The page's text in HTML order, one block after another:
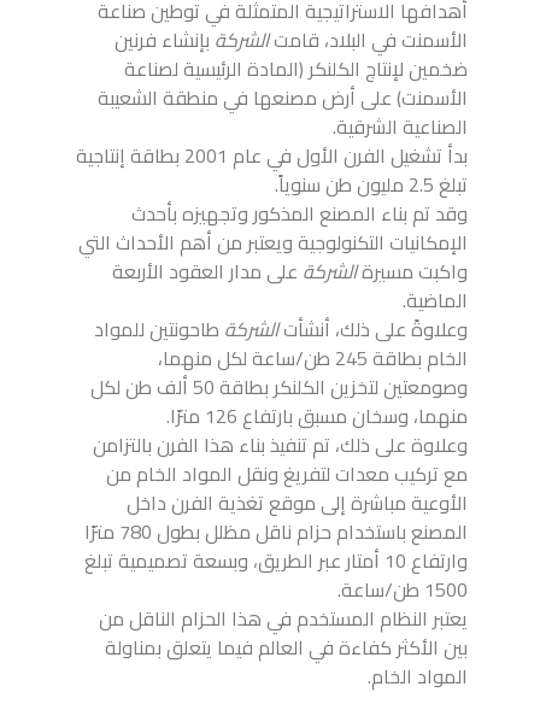
أهدافها الاستراتيجية المتمثلة في توطين صناعة
الأسمنت في البلاد، قامتالشركة بإنشاء فرنين
ضخمين لإنتاج الكلنكر (المادة الرئيسية لصناعة
الأسمنت) على أرض مصنعها في منطقة الشعيبة
الصناعية الشرقية.
بدأ تشغيل الفرن الأول في عام 2001 بطاقة إنتاجية
تبلغ 2.5 مليون طن سنوياً.
وقد تم بناء المصنع المذكور وتجهيزه بأحدث
الإمكانيات التكنولوجية ويعتبر من أهم الأحداث التي
واكبت مسيرةالشركة على مدار العقود الأربعة
الماضية.
وعلاوةً على ذلك، أنشأتالشركة طاحونتين للمواد
الخام بطاقة 245 طن/ساعة لكل منهما،
وصومعتين لتخزين الكلنكر بطاقة 50 ألف طن لكل
منهما، وسخان مسبق بارتفاع 126 مترًا.
وعلاوة على ذلك، تم تنفيذ بناء هذا الفرن بالتزامن
مع تركيب معدات لتفريغ ونقل المواد الخام من
الأوعية مباشرة إلى موقع تغذية الفرن داخل
المصنع باستخدام حزام ناقل مظلل بطول 780 مترًا
وارتفاع 10 أمتار عبر الطريق، وبسعة تصميمية تبلغ
1500 طن/ساعة.
يعتبر النظام المستخدم في هذا الحزام الناقل من
بين الأكثر كفاءة في العالم فيما يتعلق بمناولة
المواد الخام.